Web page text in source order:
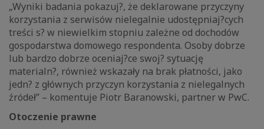
„Wyniki badania pokazuj?, że deklarowane przyczyny
korzystania z serwisów nielegalnie udostępniaj?cych
treści s? w niewielkim stopniu zależne od dochodów
gospodarstwa domowego respondenta. Osoby dobrze
lub bardzo dobrze oceniaj?ce swoj? sytuację
materialn?, również wskazały na brak płatności, jako
jedn? z głównych przyczyn korzystania z nielegalnych
źródeł” – komentuje Piotr Baranowski, partner w PwC.
Otoczenie prawne